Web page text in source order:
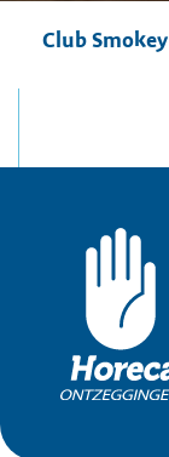
Club Smokey